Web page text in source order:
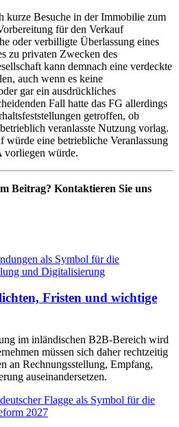
kurze Besuche in der Immobilie zum
für den Verkauf
oder verbilligte Überlassung eines
zu privaten Zwecken des
kann demnach eine verdeckte
auch wenn es keine
gar ein ausdrückliches
Fall hatte das FG allerdings
getroffen, ob
veranlasste Nutzung vorlag.
würde eine betriebliche Veranlassung
vorliegen würde.
Beitrag? Kontaktieren Sie uns
Fristen und wichtige
im inländischen B2B-Bereich wird
müssen sich daher rechtzeitig
an Rechnungsstellung, Empfang,
auseinandersetzen.